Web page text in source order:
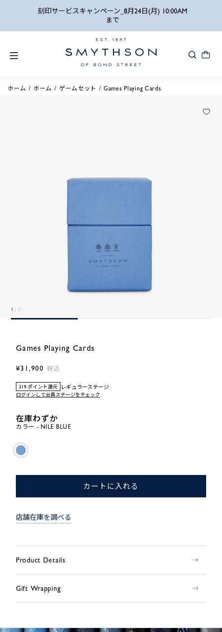
刻印サービスキャンペーン_8月24日(月) 10:00AM
まで
ホーム ホーム ゲームセット Games Playing Cards
1 | 3
Games Playing Cards
¥31,900 税込
319 ポイント還元 レギュラーステージ
ログインして会員ステージをチェック
在庫わずか
カラー - NILE BLUE
カートに入れる
店舗在庫を調べる
Product Details
Gift Wrapping